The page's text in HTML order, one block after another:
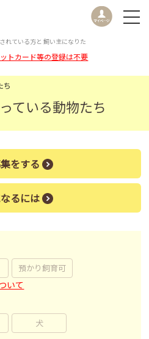
れている方と 飼い主になりた
トカード等の登録は不要
ち
ている動物たち
をする
るには
預かり飼育可
いて
犬